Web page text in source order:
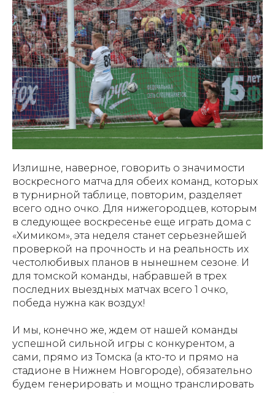
Излишне, наверное, говорить о значимости
воскресного матча для обеих команд, которых
в турнирной таблице, повторим, разделяет
всего одно очко. Для нижегородцев, которым
в следующее воскресенье еще играть дома с
«Химиком», эта неделя станет серьезнейшей
проверкой на прочность и на реальность их
честолюбивых планов в нынешнем сезоне. И
для томской команды, набравшей в трех
последних выездных матчах всего 1 очко,
победа нужна как воздух!
И мы, конечно же, ждем от нашей команды
успешной сильной игры с конкурентом, а
сами, прямо из Томска (а кто-то и прямо на
стадионе в Нижнем Новгороде), обязательно
будем генерировать и мощно транслировать